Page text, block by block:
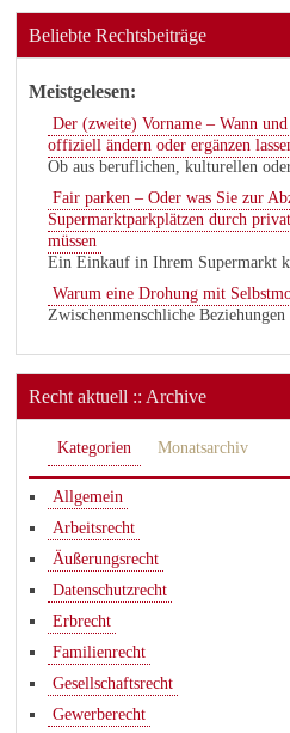
Beliebte Rechtsbeiträge
Meistgelesen:
Der (zweite) Vorname – Wann
offiziell ändern oder ergänzen
Ob aus beruflichen, kulturellen
Fair parken – Oder was Sie zur
Supermarktparkplätzen durch
müssen
Ein Einkauf in Ihrem Supermarkt
Warum eine Drohung mit
Zwischenmenschliche
Recht aktuell :: Archive
Kategorien Monatsarchiv
Allgemein
Arbeitsrecht
Äußerungsrecht
Datenschutzrecht
Erbrecht
Familienrecht
Gesellschaftsrecht
Gewerberecht